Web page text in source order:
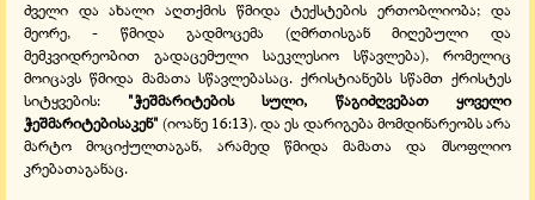
ძველი და ახალი აღთქმის წმიდა ტექსტების ერთობლიობა; და
მეორე, - წმიდა გადმოცემა (ღმრთისგან მიღებული და
მემკვიდრეობით გადაცემული საეკლესიო სწავლება), რომელიც
მოიცავს წმიდა მამათა სწავლებასაც. ქრისტიანებს სწამთ ქრისტეს
სიტყვების: "ჭეშმარიტების სული, წაგიძღვებათ ყოველი
ჭეშმარიტებისაკენ" (იოანე 16:13). და ეს დარიგება მომდინარეობს არა
მარტო მოციქულთაგან, არამედ წმიდა მამათა და მსოფლიო
კრებათაგანაც.